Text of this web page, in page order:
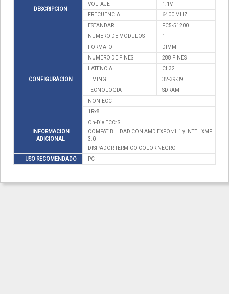
DESCRIPCION
VOLTAJE
1.1V
FRECUENCIA
6400 MHZ
ESTANDAR
PC5-51200
NUMERO DE MODULOS
1
CONFIGURACION
FORMATO
DIMM
NUMERO DE PINES
288 PINES
LATENCIA
CL32
TIMING
32-39-39
TECNOLOGIA
SDRAM
NON-ECC
1Rx8
INFORMACION
ADICIONAL
On-Die ECC: SI
COMPATIBILIDAD CON AMD EXPO v1.1 y INTEL XMP
3.0
DISIPADOR TERMICO COLOR NEGRO
USO RECOMENDADO
PC